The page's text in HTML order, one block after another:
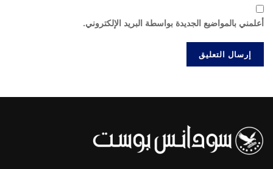
أعلمني بالمواضيع الجديدة بواسطة البريد الإلكتروني.